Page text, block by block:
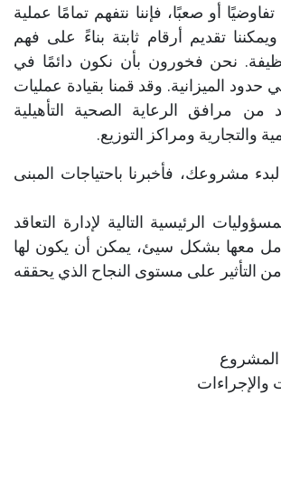
أو صعبًا، فإننا نتفهم تمامًا عملية
تقديم أرقام ثابتة بناءً على فهم
نحن فخورون بأن نكون دائمًا في
حدود الميزانية. وقد قمنا بقيادة عمليات
من مرافق الرعاية الصحية التأهيلية
والتجارية ومراكز التوزيع.
مشروعك، فأخبرنا باحتياجات المبنى
الرئيسية التالية لإدارة التعاقد
معها بشكل سيئ، يمكن أن يكون لها
التأثير على مستوى النجاح الذي يحققه
المشروع
والإجراءات